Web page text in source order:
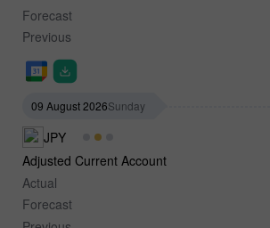
Forecast
Previous
09 August 2026Sunday
JPY
Adjusted Current Account
Actual
Forecast